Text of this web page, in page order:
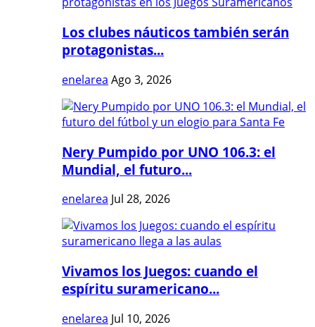
Los clubes náuticos también serán
protagonistas...
enelarea Ago 3, 2026
Nery Pumpido por UNO 106.3: el
Mundial, el futuro...
enelarea Jul 28, 2026
Vivamos los Juegos: cuando el
espíritu suramericano...
enelarea Jul 10, 2026